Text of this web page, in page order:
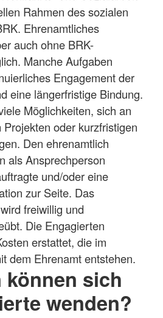
Rahmen des sozialen
Ehrenamtliches
auch ohne BRK-
Manche Aufgaben
Engagement der
eine längerfristige Bindung.
Möglichkeiten, sich an
oder kurzfristigen
Den ehrenamtlich
als Ansprechperson
und/oder eine
zur Seite. Das
freiwillig und
Die Engagierten
erstattet, die im
dem Ehrenamt entstehen.
können sich
wenden?